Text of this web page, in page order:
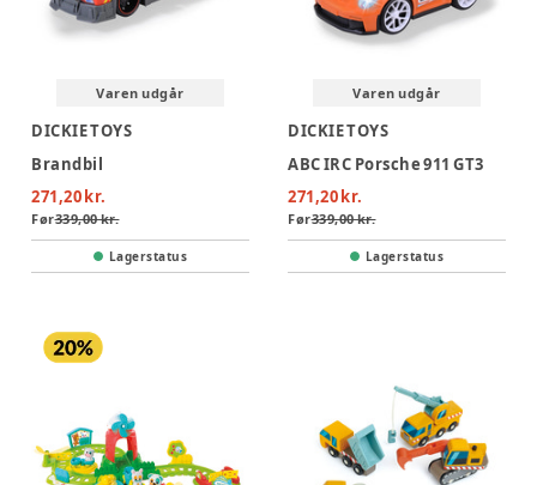
Varen udgår
DICKIE TOYS
Brandbil
271,20 kr.
Før339,00 kr.
Lagerstatus
Varen udgår
DICKIE TOYS
ABC IRC Porsche 911 GT3
271,20 kr.
Før339,00 kr.
Lagerstatus